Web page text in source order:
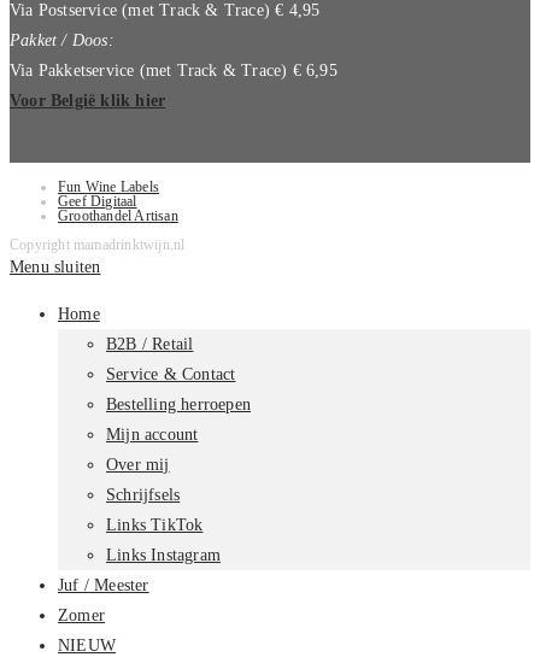
Via Postservice (met Track & Trace) € 4,95
Pakket / Doos:
Via Pakketservice (met Track & Trace) € 6,95
Voor België klik hier
Fun Wine Labels
Geef Digitaal
Groothandel Artisan
Copyright mamadrinktwijn.nl
Menu sluiten
Home
B2B / Retail
Service & Contact
Bestelling herroepen
Mijn account
Over mij
Schrijfsels
Links TikTok
Links Instagram
Juf / Meester
Zomer
NIEUW